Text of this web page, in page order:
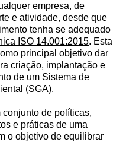
empresa, de
e atividade, desde que
tenha se adequado
ISO 14.001:2015. Esta
principal objetivo dar
criação, implantação e
de um Sistema de
(SGA).
conjunto de políticas,
e práticas de uma
o objetivo de equilibrar